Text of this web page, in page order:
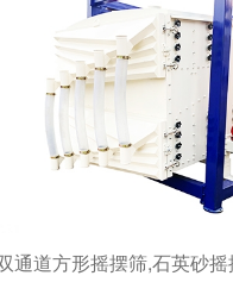
通道方形摇摆筛,石英砂